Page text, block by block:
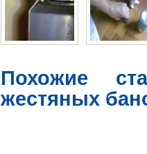
Похожие
жестяных